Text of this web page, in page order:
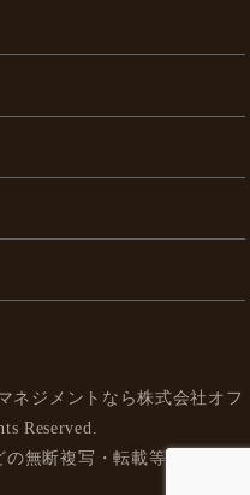
ネジメントなら株式会社オフ
Reserved.
無断複写・転載等を禁じま